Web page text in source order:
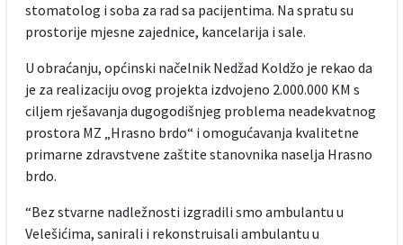
stomatolog i soba za rad sa pacijentima. Na spratu su
prostorije mjesne zajednice, kancelarija i sale.
U obraćanju, općinski načelnik Nedžad Koldžo je rekao da
je za realizaciju ovog projekta izdvojeno 2.000.000 KM s
ciljem rješavanja dugogodišnjeg problema neadekvatnog
prostora MZ „Hrasno brdo“ i omogućavanja kvalitetne
primarne zdravstvene zaštite stanovnika naselja Hrasno
brdo.
“Bez stvarne nadležnosti izgradili smo ambulantu u
Velešićima, sanirali i rekonstruisali ambulantu u